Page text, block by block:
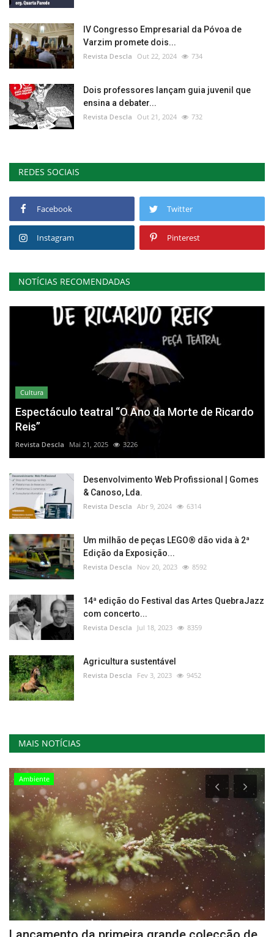
IV Congresso Empresarial da Póvoa de
Varzim promete dois...
Revista Descla Out 22, 2024 734
Dois professores lançam guia juvenil que
ensina a debater...
Revista Descla Out 21, 2024 732
REDES SOCIAIS
Facebook Twitter
Instagram Pinterest
NOTÍCIAS RECOMENDADAS
Cultura
Espectáculo teatral “O Ano da Morte de Ricardo
Reis”
Revista Descla Mai 21, 2025 3226
Desenvolvimento Web Profissional | Gomes
& Canoso, Lda.
Revista Descla Abr 9, 2024 6314
Um milhão de peças LEGO® dão vida à 2ª
Edição da Exposição...
Revista Descla Nov 20, 2023 8592
14ª edição do Festival das Artes QuebraJazz
com concerto...
Revista Descla Jul 18, 2023 8359
Agricultura sustentável
Revista Descla Fev 3, 2023 9452
MAIS NOTÍCIAS
Ambiente